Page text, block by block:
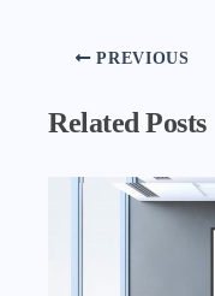
PREVIOUS
Related Posts